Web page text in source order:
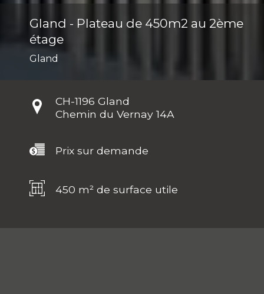
Gland - Plateau de 450m2 au 2ème
étage
Gland
CH-1196 Gland
Chemin du Vernay 14A
Prix sur demande
450 m² de surface utile